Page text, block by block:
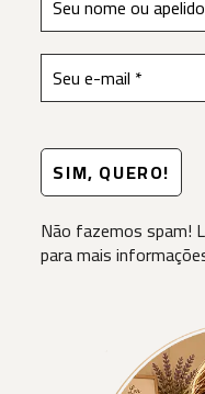
Não fazemos spam!
para mais